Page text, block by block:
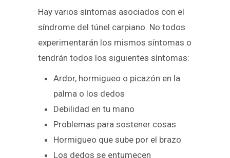
Hay varios síntomas asociados con el
síndrome del túnel carpiano. No todos
experimentarán los mismos síntomas o
tendrán todos los siguientes síntomas:
Ardor, hormigueo o picazón en la
palma o los dedos
Debilidad en tu mano
Problemas para sostener cosas
Hormigueo que sube por el brazo
Los dedos se entumecen